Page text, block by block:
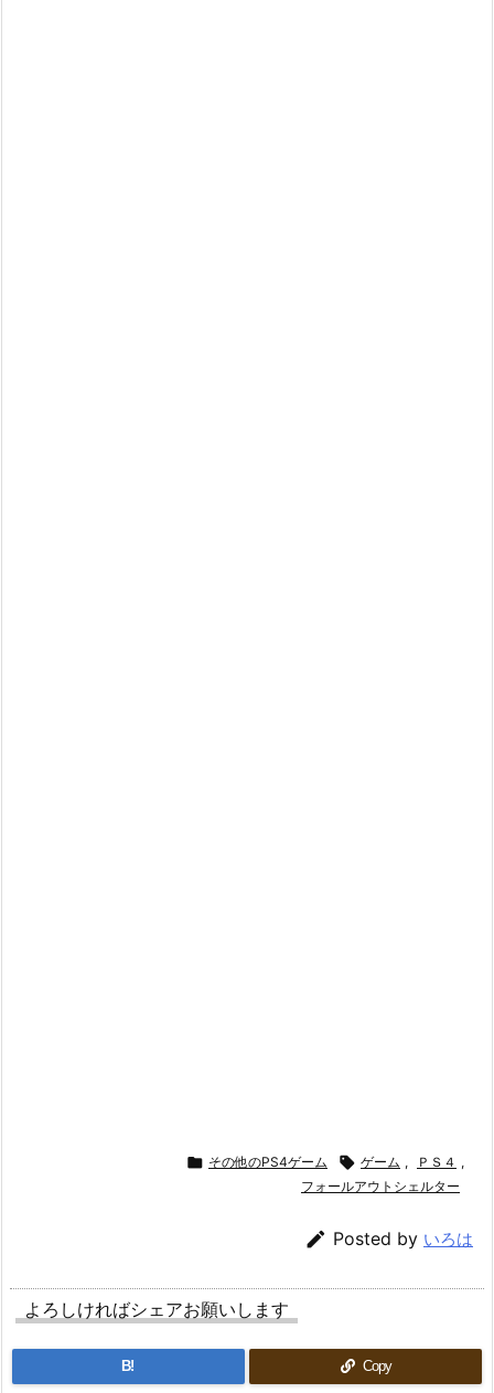
 その他のPS4ゲーム  ゲーム , ＰＳ４ ,
フォールアウトシェルター
 Posted by いろは
よろしければシェアお願いします
B! Copy